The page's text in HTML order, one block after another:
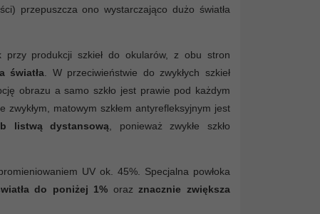
przepuszcza ono wystarczająco dużo światła
produkcji szkieł do okularów, z obu stron
światła . W przeciwieństwie do zwykłych szkieł
obrazu a samo szkło jest prawie pod każdym
matowym szkłem antyrefleksyjnym jest
listwą dystansową , ponieważ zwykłe szkło
UV ok. 45%. Specjalna powłoka
do poniżej 1% oraz znacznie zwiększa